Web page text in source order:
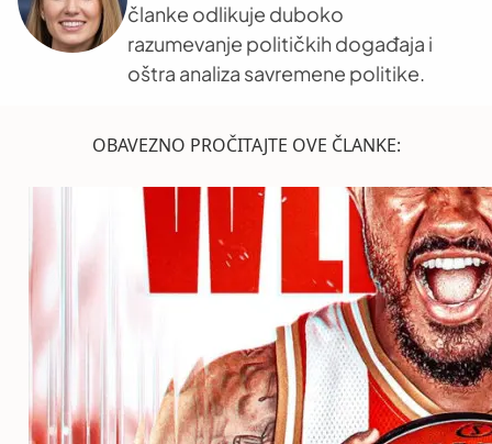
članke odlikuje duboko
razumevanje političkih događaja i
oštra analiza savremene politike.
OBAVEZNO PROČITAJTE OVE ČLANKE: